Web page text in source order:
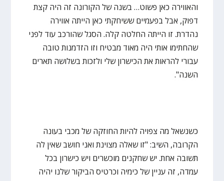
והאווירה כאן פשוט… בשנה של הקורונה זה היה קצת
דפוק, אבל בפעמיים ששיחקתי כאן הייתה אווירה
נהדרת. זו הייתה החלטה קלה. הסגל שהורכב עוד לפני
שהחתימו אותי היה מאוד מבטיח וזו הזדמנות טובה
עבורי להראות את הכישרון שלי ולזכות בשלושה תארים
השנה".
כשנשאל מה צפויה להיות החוזקה של מכבי בעונה
הקרובה, השיב: "זו שאלה מצוינת ואני חושב שאין לה
תשובה אחת. יש שחקנים מוכשרים ויש כישרון בכל
עמדה, זה עניין של כימיה וכרטיס הביקור שלנו יהיה